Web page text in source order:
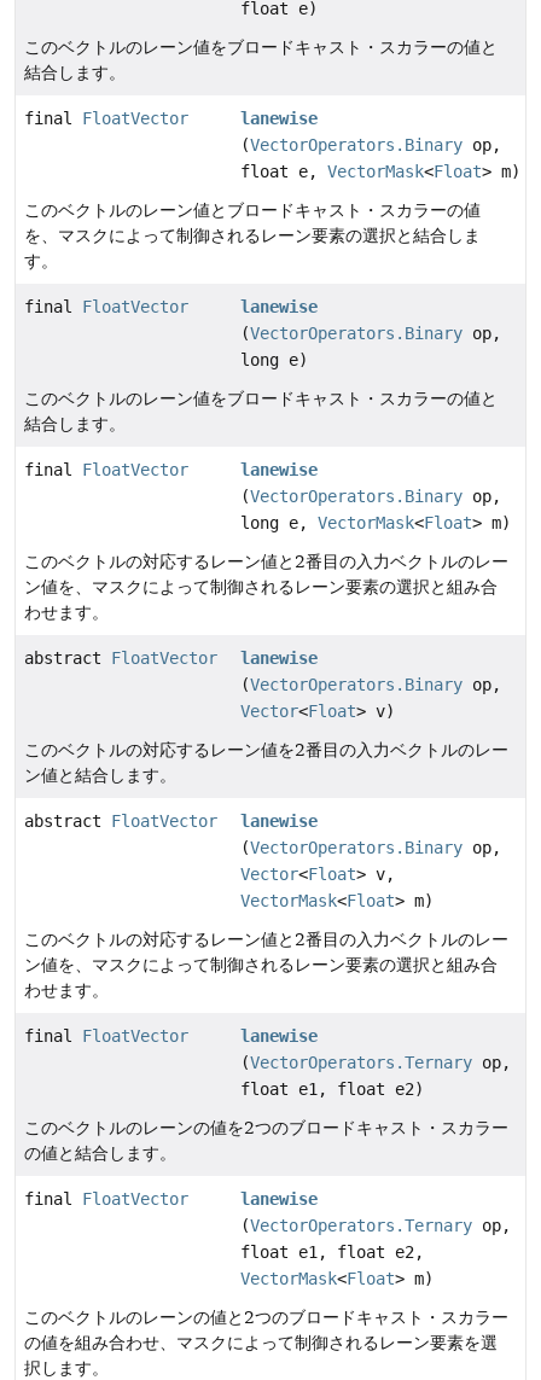
float e)
このベクトルのレーン値をブロードキャスト・スカラーの値と
結合します。
final FloatVector
lanewise
(VectorOperators.Binary op,
float e,VectorMask<Float> m)
このベクトルのレーン値とブロードキャスト・スカラーの値
を、マスクによって制御されるレーン要素の選択と結合しま
す。
final FloatVector
lanewise
(VectorOperators.Binary op,
long e)
このベクトルのレーン値をブロードキャスト・スカラーの値と
結合します。
final FloatVector
lanewise
(VectorOperators.Binary op,
long e,VectorMask<Float> m)
このベクトルの対応するレーン値と2番目の入力ベクトルのレー
ン値を、マスクによって制御されるレーン要素の選択と組み合
わせます。
abstract FloatVector
lanewise
(VectorOperators.Binary op,
Vector<Float> v)
このベクトルの対応するレーン値を2番目の入力ベクトルのレー
ン値と結合します。
abstract FloatVector
lanewise
(VectorOperators.Binary op,
Vector<Float> v,
VectorMask<Float> m)
このベクトルの対応するレーン値と2番目の入力ベクトルのレー
ン値を、マスクによって制御されるレーン要素の選択と組み合
わせます。
final FloatVector
lanewise
(VectorOperators.Ternary op,
float e1, float e2)
このベクトルのレーンの値を2つのブロードキャスト・スカラー
の値と結合します。
final FloatVector
lanewise
(VectorOperators.Ternary op,
float e1, float e2,
VectorMask<Float> m)
このベクトルのレーンの値と2つのブロードキャスト・スカラー
の値を組み合わせ、マスクによって制御されるレーン要素を選
択します。